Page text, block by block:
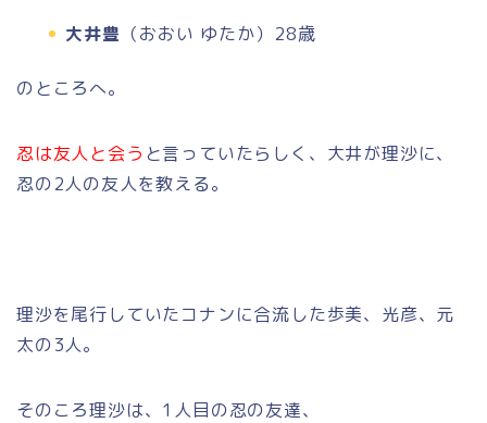
大井豊 （おおい ゆたか）28歳
のところへ。
忍は友人と会う と言っていたらしく、大井が理沙に、
忍の2人の友人を教える。
理沙を尾行していたコナンに合流した歩美、光彦、元
太の3人。
そのころ理沙は、1人目の忍の友達、